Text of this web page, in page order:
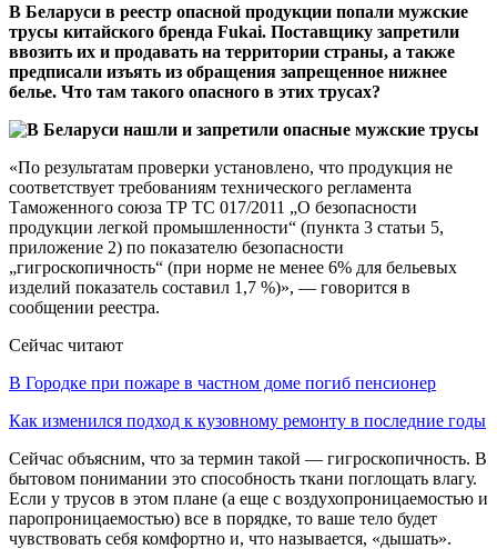
В Беларуси в реестр опасной продукции попали мужские
трусы китайского бренда Fukai. Поставщику запретили
ввозить их и продавать на территории страны, а также
предписали изъять из обращения запрещенное нижнее
белье. Что там такого опасного в этих трусах?
«По результатам проверки установлено, что продукция не
соответствует требованиям технического регламента
Таможенного союза ТР ТС 017/2011 „О безопасности
продукции легкой промышленности“ (пункта 3 статьи 5,
приложение 2) по показателю безопасности
„гигроскопичность“ (при норме не менее 6% для бельевых
изделий показатель составил 1,7 %)», — говорится в
сообщении реестра.
Сейчас читают
В Городке при пожаре в частном доме погиб пенсионер
Как изменился подход к кузовному ремонту в последние годы
Сейчас объясним, что за термин такой — гигроскопичность. В
бытовом понимании это способность ткани поглощать влагу.
Если у трусов в этом плане (а еще с воздухопроницаемостью и
паропроницаемостью) все в порядке, то ваше тело будет
чувствовать себя комфортно и, что называется, «дышать».